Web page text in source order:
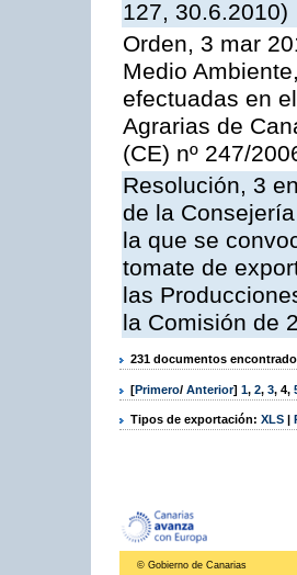
127, 30.6.2010)
Orden, 3 mar
Medio
efectuadas en
Agrarias de
(CE) nº 247/
Resolución, 3
de la
la que se
tomate de
las
la Comisión de
231 documentos
[Primero/ Anterior] 1, 2, 3, 4,
Tipos de exportación: XLS |
© Gobierno de Canarias